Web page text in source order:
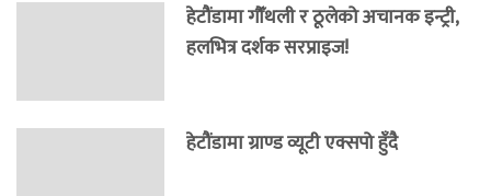
हेटौंडामा गौँथली र ठूलेको अचानक इन्ट्री,
हलभित्र दर्शक सरप्राइज!
हेटौंडामा ग्राण्ड व्यूटी एक्सपो हुँदै